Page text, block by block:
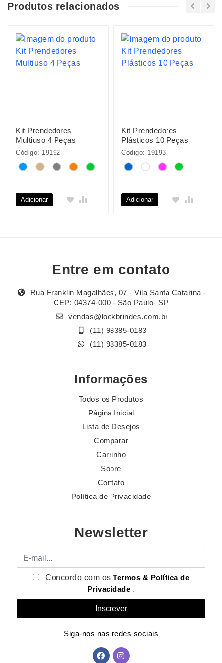
Produtos relacionados
Kit Prendedores
Multiuso 4 Peças
Código: 19192
Adicionar
Kit Prendedores
Plásticos 10 Peças
Código: 19193
Adicionar
Entre em contato
Rua Franklin Magalhães, 07 - Vila Santa Catarina -
CEP: 04374-000 - São Paulo- SP
vendas@lookbrindes.com.br
(11) 98385-0183
(11) 98385-0183
Informações
Todos os Produtos
Página Inicial
Lista de Desejos
Comparar
Carrinho
Sobre
Contato
Política de Privacidade
Newsletter
E-mail
Concordo com osTermos & Política de
Privacidade .
Siga-nos nas redes sociais